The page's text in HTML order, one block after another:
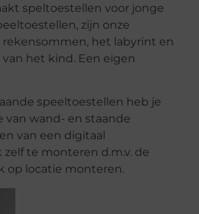
speltoestellen voor jonge
zijn onze
rekensommen, het labyrint en
het kind. Een eigen
speeltoestellen heb je
van wand- en staande
van een digitaal
te monteren d.m.v. de
op locatie monteren.